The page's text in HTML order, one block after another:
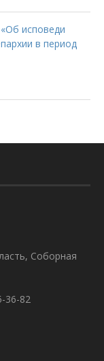
исповеди
в период
Соборная
36-82